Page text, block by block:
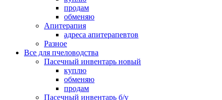
продам
обменяю
Апитерапия
адреса апитерапевтов
Разное
Все для пчеловодства
Пасечный инвентарь новый
куплю
обменяю
продам
Пасечный инвентарь б/у